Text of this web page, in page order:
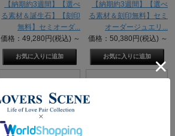
【納期約3週間】【選べ
る素材＆誕生石】【刻印
無料】セミオーダ...
価格：49,280円(税込) ～
【納期約3週間】【選べ
る素材＆刻印無料】セミ
オーダージュエリ...
価格：50,380円(税込) ～